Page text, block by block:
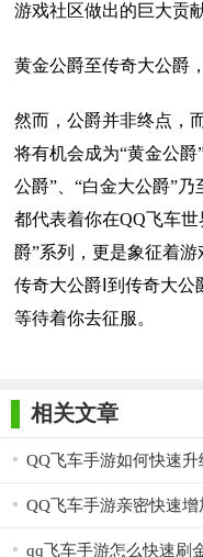
游戏社区做出的巨大贡
黄金公爵至传奇大公爵
然而，公爵并非终点，
将有机会成为“黄金公爵
公爵”、“白金大公爵”乃
都代表着你在QQ飞车
爵”系列，更是象征着
传奇大公爵Ⅰ到传奇大公
等待着你去征服。
相关文章
QQ飞车手游如何快速
QQ飞车手游亲密快速增
qq飞车手游怎么快速刷